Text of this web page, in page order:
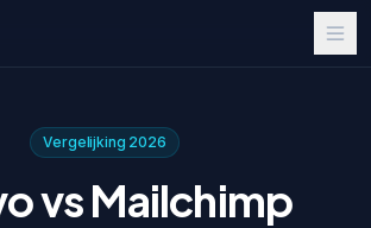
Vergelijking 2026
vs Mailchimp